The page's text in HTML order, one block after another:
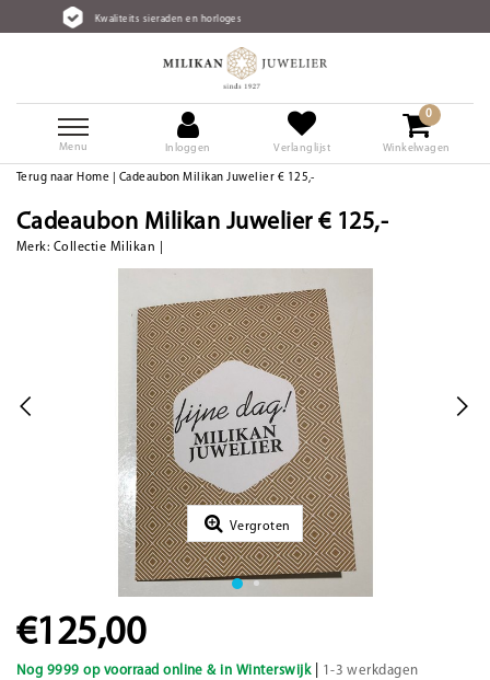
en horloges
Menu Inloggen Verlanglijst
0
Winkelwagen
Terug naar Home Cadeaubon Milikan Juwelier € 125,-
Cadeaubon Milikan Juwelier € 125,-
Merk: Collectie Milikan
Vergroten
€125,00
Nog 9999 op voorraad online & in Winterswijk| 1-3 werkdagen